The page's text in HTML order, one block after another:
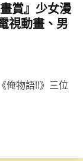
賞』少女漫
視動畫、男
俺物語!!》三位